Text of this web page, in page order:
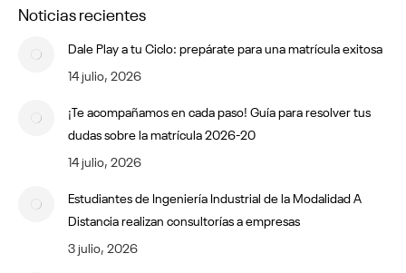
Noticias recientes
Dale Play a tu Ciclo: prepárate para una matrícula exitosa
14 julio, 2026
¡Te acompañamos en cada paso! Guía para resolver tus
dudas sobre la matrícula 2026-20
14 julio, 2026
Estudiantes de Ingeniería Industrial de la Modalidad A
Distancia realizan consultorías a empresas
3 julio, 2026